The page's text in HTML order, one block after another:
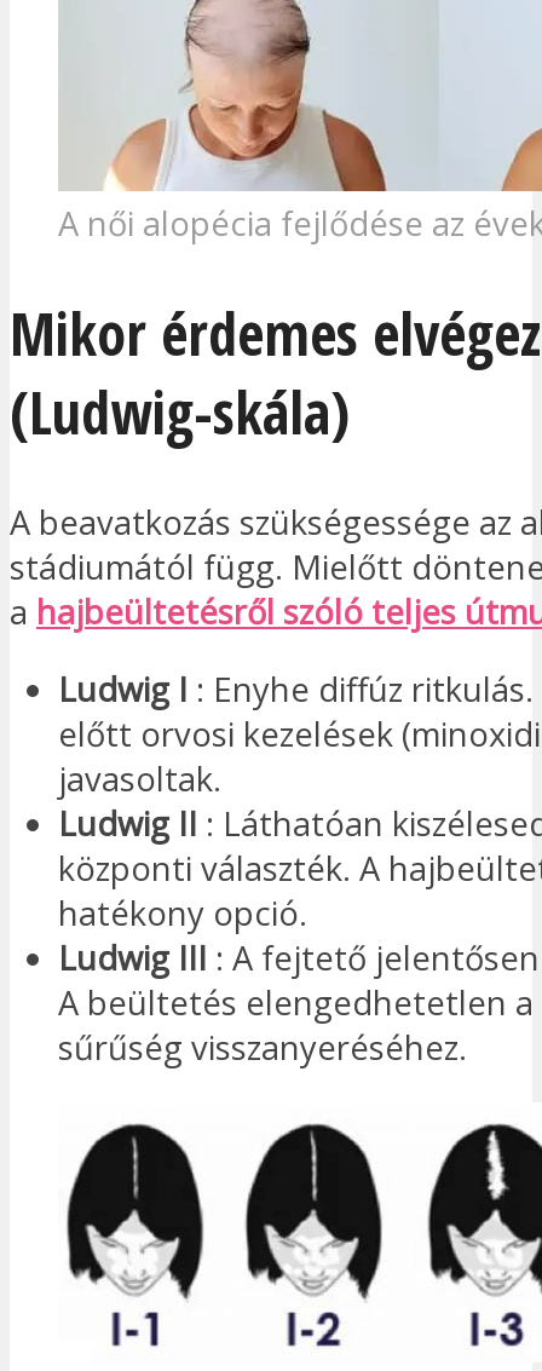
A női alopécia fejlődése az
Mikor érdemes
(Ludwig-skála)
A beavatkozás szükségessége az
stádiumától függ. Mielőtt
a hajbeültetésről szóló teljes
Ludwig I : Enyhe diffúz
előtt orvosi kezelések
javasoltak.
Ludwig II : Láthatóan
központi választék. A
hatékony opció.
Ludwig III : A fejtető
A beültetés elengedhetetlen
sűrűség visszanyeréséhez.